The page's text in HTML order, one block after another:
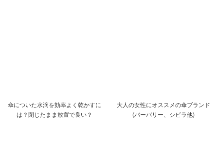
傘についた水滴を効率よく乾かすに
は？閉じたまま放置で良い？
大人の女性にオススメの傘ブランド
(バーバリー、シビラ他)